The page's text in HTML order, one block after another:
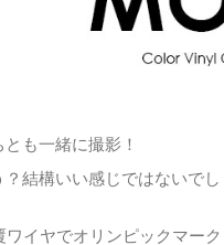
も一緒に撮影！
？結構いい感じではないで